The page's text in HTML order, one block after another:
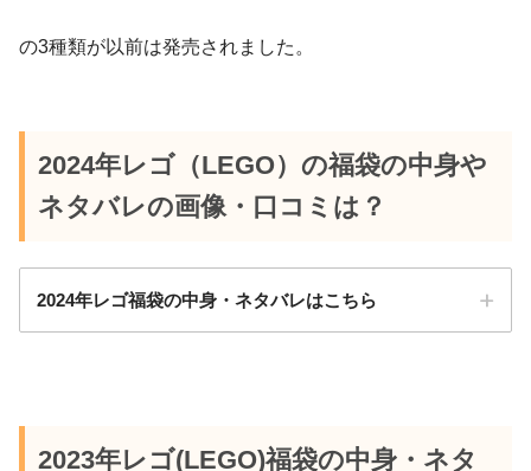
の3種類が以前は発売されました。
2024年レゴ（LEGO）の福袋の中身や
ネタバレの画像・口コミは？
2024年レゴ福袋の中身・ネタバレはこちら
2023年レゴ(LEGO)福袋の中身・ネタ